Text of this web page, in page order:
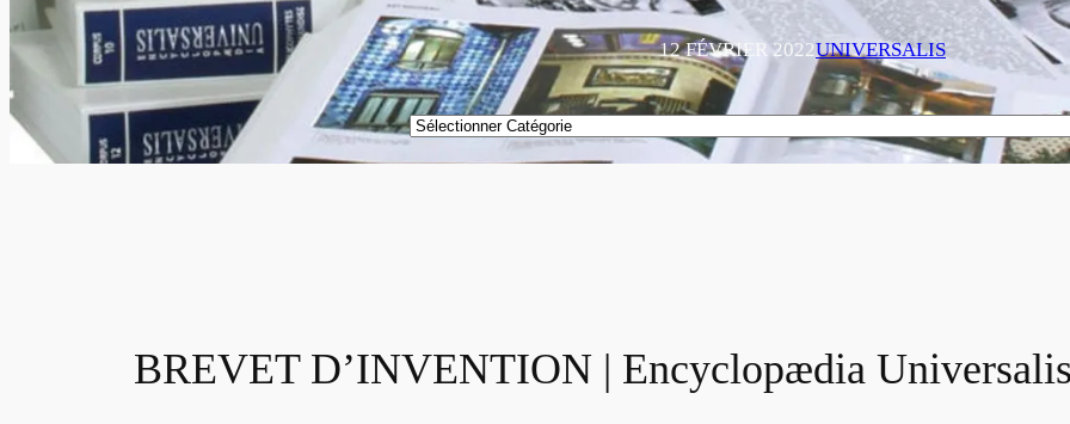
12 FÉVRIER 2022UNIVERSALIS
Catégories
BREVET D’INVENTION | Encyclopædia